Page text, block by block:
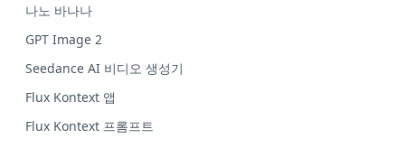
나노 바나나
GPT Image 2
Seedance AI 비디오 생성기
Flux Kontext 앱
Flux Kontext 프롬프트